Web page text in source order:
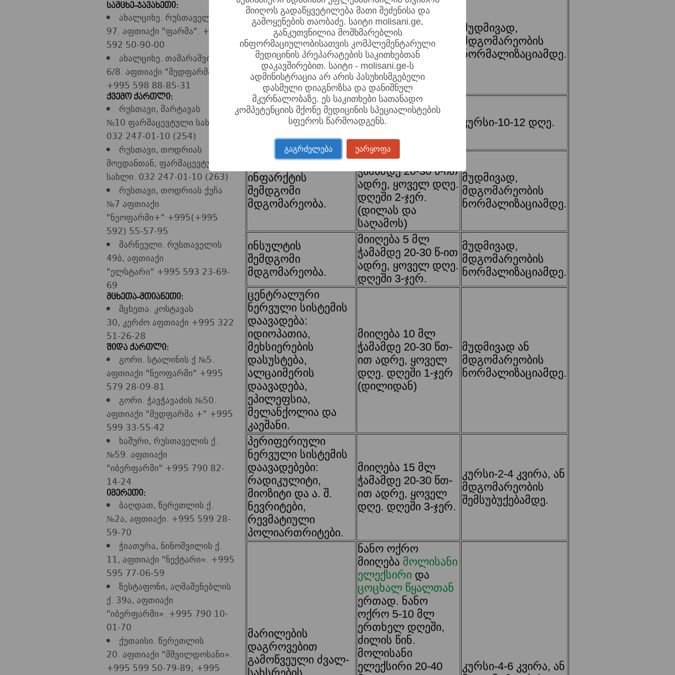
სამცხე-ჯავახეთი:
ახალციხე. რუსთაველის
97. აფთიაქი "ფარმა". +995
592 50-90-00
ახალციხე. თამარაშვილის
6/8. აფთიაქი "მედფარმა +".
+995 598 88-85-31
ქვემო ქართლი:
რუსთავი, შარტავას
№10 ფარმაცევტული სახლი.
032 247-01-10 (254)
რუსთავი, თოდრიას
მოედანთან, ფარმაცევტული
სახლი. 032 247-01-10 (263)
რუსთავი, თოდრიას ქუჩა
№7 აფთიაქი
"ნეოფარმი+" +995(+995
592) 55-57-95
მარნეული. რუსთაველის
49ბ, აფთიაქი
"ელსტარი" +995 593 23-69-
69
მცხეთა-მთიანეთი:
მცხეთა. კოსტავას
30, კერძო აფთიაქი +995 322
51-26-28
შიდა ქართლი:
გორი. სტალინის ქ №5.
აფთიაქი "ნეოფარმი" +995
579 28-09-81
გორი. ჭავჭავაძის №50.
აფთიაქი "მედფარმა +" +995
599 33-55-42
ხაშური, რუსთაველის ქ.
№59. აფთიაქი
"იბერფარმი" +995 790 82-
14-24
იმერეთი:
ბაღდათ, წერეთლის ქ.
№2ა, აფთიაქი. +995 599 28-
59-70
ჭიათურა, ნინოშვილის ქ.
11, აფთიაქი "ნექტარი». +995
595 77-06-59
ზესტაფონი, აღმაშენებლის
ქ. 39ა, აფთიაქი
"იბერფარმი». +995 790 10-
01-70
ქუთაისი. წერეთლის
20. აფთიაქი "მშვილდოსანი».
+995 599 50-79-89; +995
სისხლძარღვთა
დაავადებები:
არტერიული წნევის
მომატება,
ათეროსკლეროზი,
არითმია, იშემიური
დაავადება.
მიიღება 5 მლ
ჭამამდე 20-30 წ-ით
ადრე, ყოველ დღე.
დღეში 3-ჯერ.
მუდმივად,
მდგომარეობის
ნორმალიზაციამდე.
ჰიპოტონია,
დაქანცულობა
მიიღება 10 მლ
ჭამამდე 20-30 წ-ით
ადრე, ყოველ დღე.
დღეში 3-ჯერ.
კურსი-10-12 დღე.
ინფარქტის
შემდგომი
მდგომარეობა.
მიიღება 5 მლ
ჭამამდე 20-30 წ-ით
ადრე, ყოველ დღე.
დღეში 2-ჯერ.
(დილას და
საღამოს)
მუდმივად,
მდგომარეობის
ნორმალიზაციამდე.
ინსულტის
შემდგომი
მდგომარეობა.
მიიღება 5 მლ
ჭამამდე 20-30 წ-ით
ადრე, ყოველ დღე.
დღეში 3-ჯერ.
მუდმივად,
მდგომარეობის
ნორმალიზაციამდე.
ცენტრალური
ნერვული სისტემის
დაავადება:
იდიოპათია,
მეხსიერების
დასუსტება,
ალცაიმერის
დაავადება,
ეპილეფსია,
მელანქოლია და
კაეშანი.
მიიღება 10 მლ
ჭამამდე 20-30 წთ-
ით ადრე, ყოველ
დღე. დღეში 1-ჯერ
(დილიდან)
მუდმივად ან
მდგომარეობის
ნორმალიზაციამდე.
პერიფერიული
ნერვული სისტემის
დაავადებები:
რადიკულიტი,
მიოზიტი და ა. შ.
ნევრიტები,
რევმატიული
პოლიართრიტები.
მიიღება 15 მლ
ჭამამდე 20-30 წთ-
ით ადრე, ყოველ
დღე. დღეში 3-ჯერ.
კურსი-2-4 კვირა, ან
მდგომარეობის
შემსუბუქებამდე.
მარილების
დაგროვებით
გამოწვეული ძვალ-
ნანო ოქრო
მიიღება მოლისანი
ელექსირიდა
ცოცხალ წყალთან
ერთად. ნანო
ოქრო 5-10 მლ
ერთხელ დღეში,
ძილის წინ.
მოლისანი
ელექსირი 20-40
კურსი-4-6 კვირა, ან
მიიღოს გადაწყვეტილება მათი შეძენისა და
გამოყენების თაობაძე. საიტი molisani.ge,
განკუთვნილია მომხმარებლის
ინფორმაციულობისათვის კომპლემენტარული
მედიცინის პრეპარატების საკითხებთან
დაკავშირებით. საიტი - molisani.ge-ს
ადმინისტრაცია არ არის პასუხისმგებელი
დასმული დიაგნოზსა და დანიშნულ
მკურნალობაზე. ეს საკითხები სათანადო
კომპეტენციის მქონე მედიცინის სპეციალისტების
სფეროს წარმოადგენს.
გაგრძელება უარყოფა